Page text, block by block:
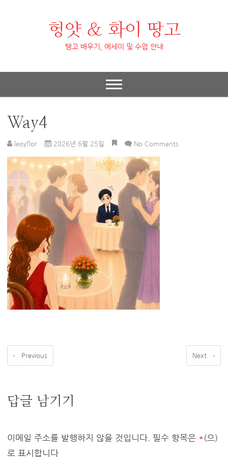
헝얏 & 화이 땅고
탱고 배우기, 에세이 및 수업 안내
Way4
leoyflor 2026년 6월 25일 No Comments
← Previous Next →
답글 남기기
이메일 주소를 발행하지 않을 것입니다. 필수 항목은 *(으)
로 표시합니다